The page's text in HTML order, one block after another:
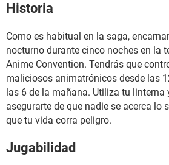
Historia
Como es habitual en la saga,
nocturno durante cinco noches en la
Anime Convention. Tendrás que
maliciosos animatrónicos desde las
las 6 de la mañana. Utiliza tu linterna
asegurarte de que nadie se acerca lo
que tu vida corra peligro.
Jugabilidad